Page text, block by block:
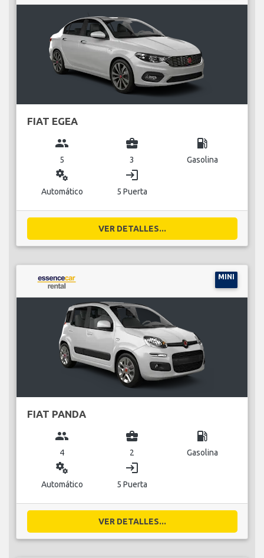
FIAT EGEA
group
5
business_center
3
local_gas_station
Gasolina
miscellaneous_services
Automático
login
5 Puerta
VER DETALLES...
MINI
FIAT PANDA
group
4
business_center
2
local_gas_station
Gasolina
miscellaneous_services
Automático
login
5 Puerta
VER DETALLES...